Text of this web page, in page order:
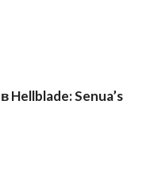
Hellblade: Senua’s